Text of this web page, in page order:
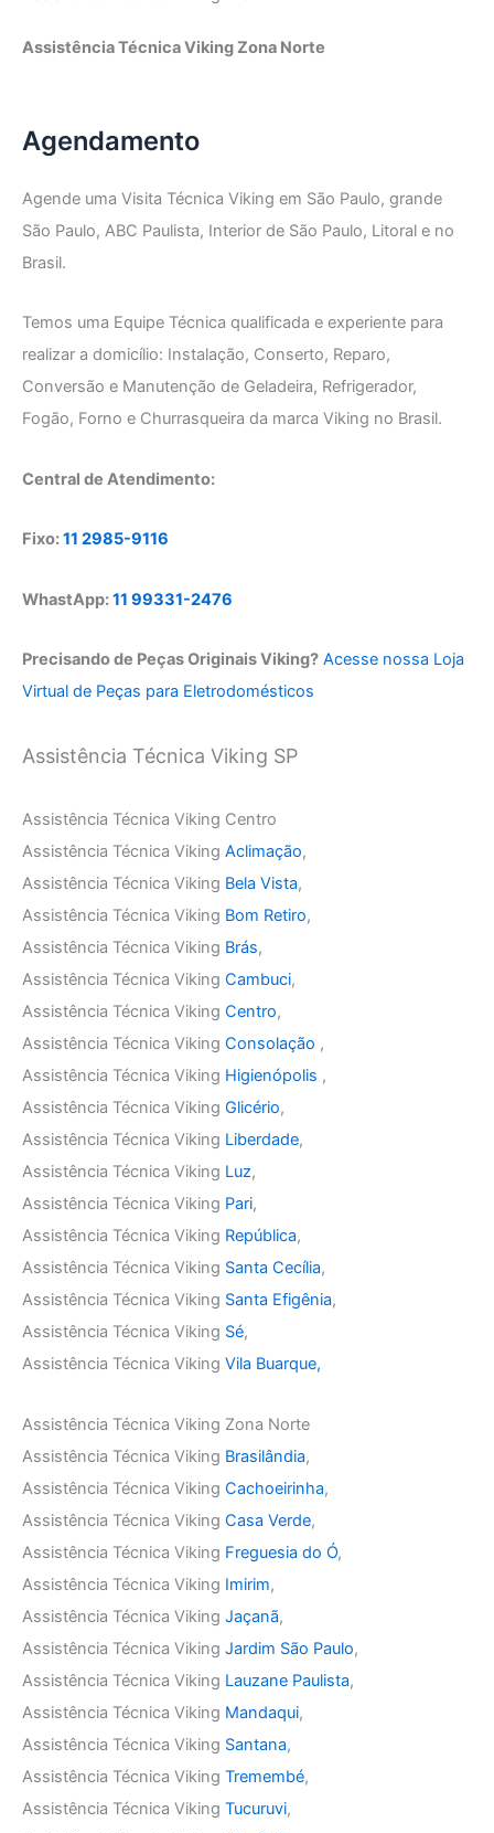
Assistência Técnica Viking Zona Norte
Agendamento
Agende uma Visita Técnica Viking em São Paulo, grande
São Paulo, ABC Paulista, Interior de São Paulo, Litoral e no
Brasil.
Temos uma Equipe Técnica qualificada e experiente para
realizar a domicílio: Instalação, Conserto, Reparo,
Conversão e Manutenção de Geladeira, Refrigerador,
Fogão, Forno e Churrasqueira da marca Viking no Brasil.
Central de Atendimento:
Fixo:11 2985-9116
WhastApp:11 99331-2476
Precisando de Peças Originais Viking? Acesse nossa Loja
Virtual de Peças para Eletrodomésticos
Assistência Técnica Viking SP
Assistência Técnica Viking Centro
Assistência Técnica Viking Aclimação,
Assistência Técnica Viking Bela Vista,
Assistência Técnica Viking Bom Retiro,
Assistência Técnica Viking Brás,
Assistência Técnica Viking Cambuci,
Assistência Técnica Viking Centro,
Assistência Técnica Viking Consolação ,
Assistência Técnica Viking Higienópolis ,
Assistência Técnica Viking Glicério,
Assistência Técnica Viking Liberdade,
Assistência Técnica Viking Luz,
Assistência Técnica Viking Pari,
Assistência Técnica Viking República,
Assistência Técnica Viking Santa Cecília,
Assistência Técnica Viking Santa Efigênia,
Assistência Técnica Viking Sé,
Assistência Técnica Viking Vila Buarque,
Assistência Técnica Viking Zona Norte
Assistência Técnica Viking Brasilândia,
Assistência Técnica Viking Cachoeirinha,
Assistência Técnica Viking Casa Verde,
Assistência Técnica Viking Freguesia do Ó,
Assistência Técnica Viking Imirim,
Assistência Técnica Viking Jaçanã,
Assistência Técnica Viking Jardim São Paulo,
Assistência Técnica Viking Lauzane Paulista,
Assistência Técnica Viking Mandaqui,
Assistência Técnica Viking Santana,
Assistência Técnica Viking Tremembé,
Assistência Técnica Viking Tucuruvi,